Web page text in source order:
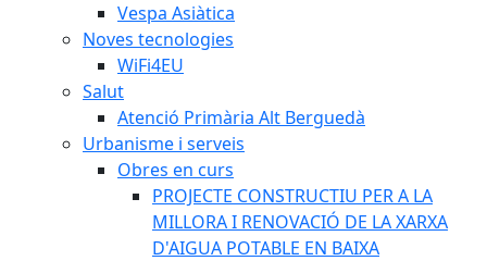
Vespa Asiàtica
Noves tecnologies
WiFi4EU
Salut
Atenció Primària Alt Berguedà
Urbanisme i serveis
Obres en curs
PROJECTE CONSTRUCTIU PER A LA
MILLORA I RENOVACIÓ DE LA XARXA
D'AIGUA POTABLE EN BAIXA